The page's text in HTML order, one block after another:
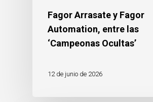
Fagor Arrasate y Fagor
Automation, entre las
‘Campeonas Ocultas’
12 de junio de 2026